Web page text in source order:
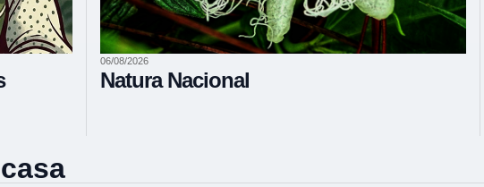
06/08/2026
Natura Nacional